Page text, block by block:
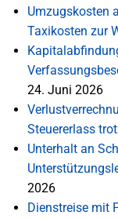
Umzugskosten
Taxikosten zur
24. Juni 2026
Steuererlass
Unterhalt an
2026
Dienstreise mit